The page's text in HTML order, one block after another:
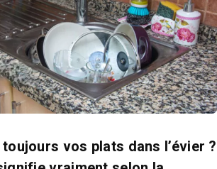
vos plats dans l’évier ?